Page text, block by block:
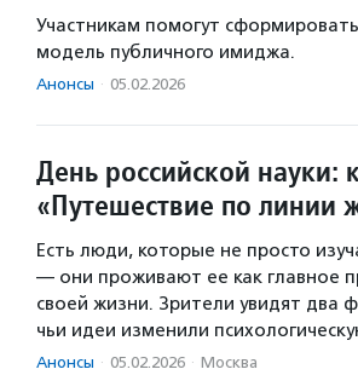
Участникам помогут
модель публичного имиджа.
Анонсы · 05.02.2026
День российской науки:
«Путешествие по линии
Есть люди, которые не просто
— они проживают ее как главное
своей жизни. Зрители увидят два
чьи идеи изменили
Анонсы · 05.02.2026 · Москва